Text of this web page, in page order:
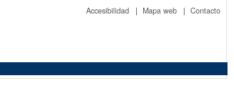
Accesibilidad | Mapa web | Contacto